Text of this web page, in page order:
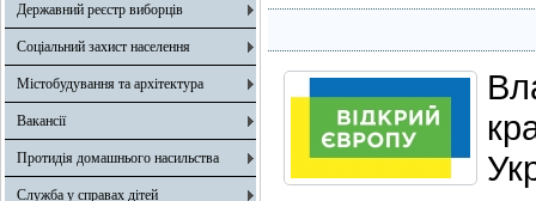
Державний реєстр виборців
Соціальний захист населення
Містобудування та архітектура
Вакансії
Протидія домашнього насильства
Служба у справах дітей